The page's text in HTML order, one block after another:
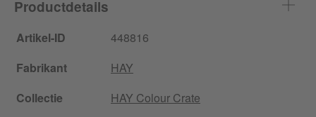
Productdetails
Artikel-ID
448816
Fabrikant
HAY
Collectie
HAY Colour Crate